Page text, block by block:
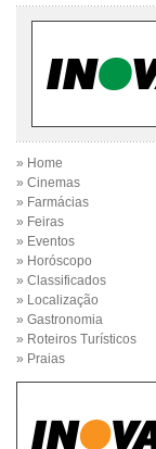
» Home
» Cinemas
» Farmácias
» Feiras
» Eventos
» Horóscopo
» Classificados
» Localização
» Gastronomia
» Roteiros Turísticos
» Praias